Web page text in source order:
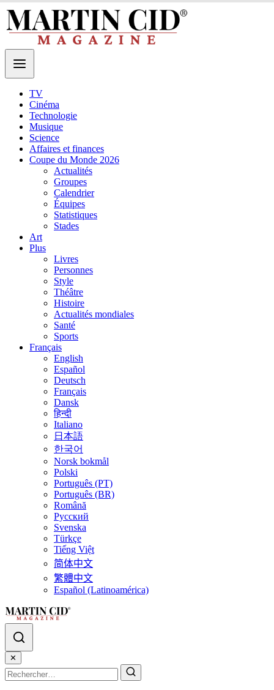
TV
Cinéma
Technologie
Musique
Science
Affaires et finances
Coupe du Monde 2026
Actualités
Groupes
Calendrier
Équipes
Statistiques
Stades
Art
Plus
Livres
Personnes
Style
Théâtre
Histoire
Actualités mondiales
Santé
Sports
Français
English
Español
Deutsch
Français
Dansk
हिन्दी
Italiano
日本語
한국어
Norsk bokmål
Polski
Português (PT)
Português (BR)
Română
Русский
Svenska
Türkçe
Tiếng Việt
简体中文
繁體中文
Español (Latinoamérica)
✕